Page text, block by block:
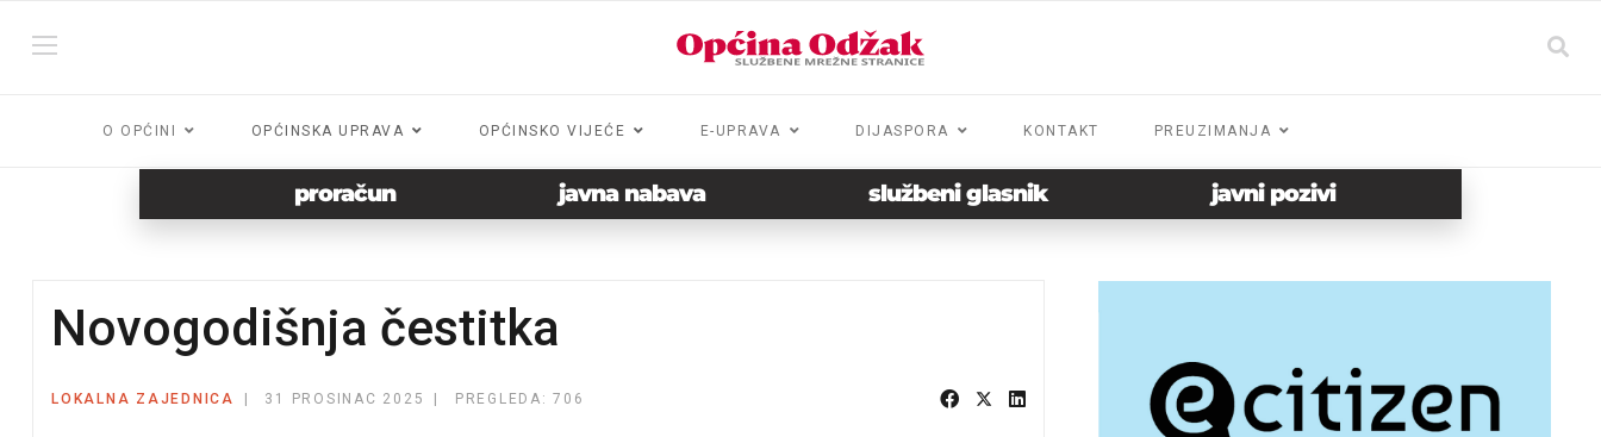
O OPĆINI OPĆINSKA UPRAVA OPĆINSKO VIJEĆE E-UPRAVA DIJASPORA KONTAKT PREUZIMANJA
proračun javna nabava službeni glasnik javni pozivi
Novogodišnja čestitka
LOKALNA ZAJEDNICA 31 PROSINAC 2025 PREGLEDA: 706